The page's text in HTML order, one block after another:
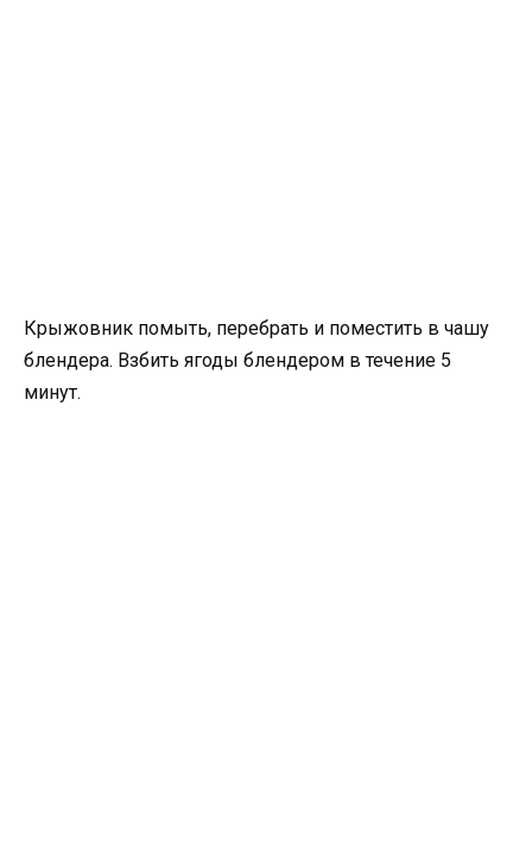
Крыжовник помыть, перебрать и поместить в чашу
блендера. Взбить ягоды блендером в течение 5
минут.